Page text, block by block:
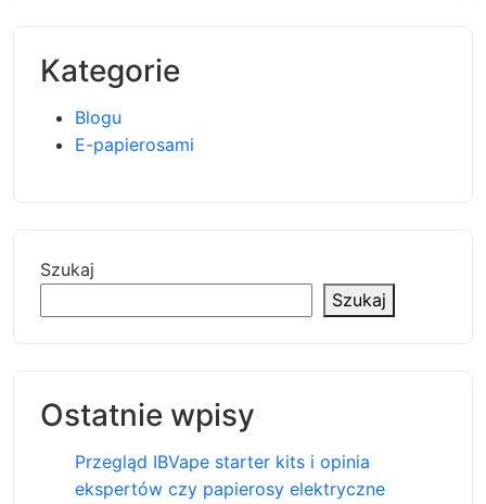
Kategorie
Blogu
E-papierosami
Szukaj
Szukaj
Ostatnie wpisy
Przegląd IBVape starter kits i opinia
ekspertów czy papierosy elektryczne